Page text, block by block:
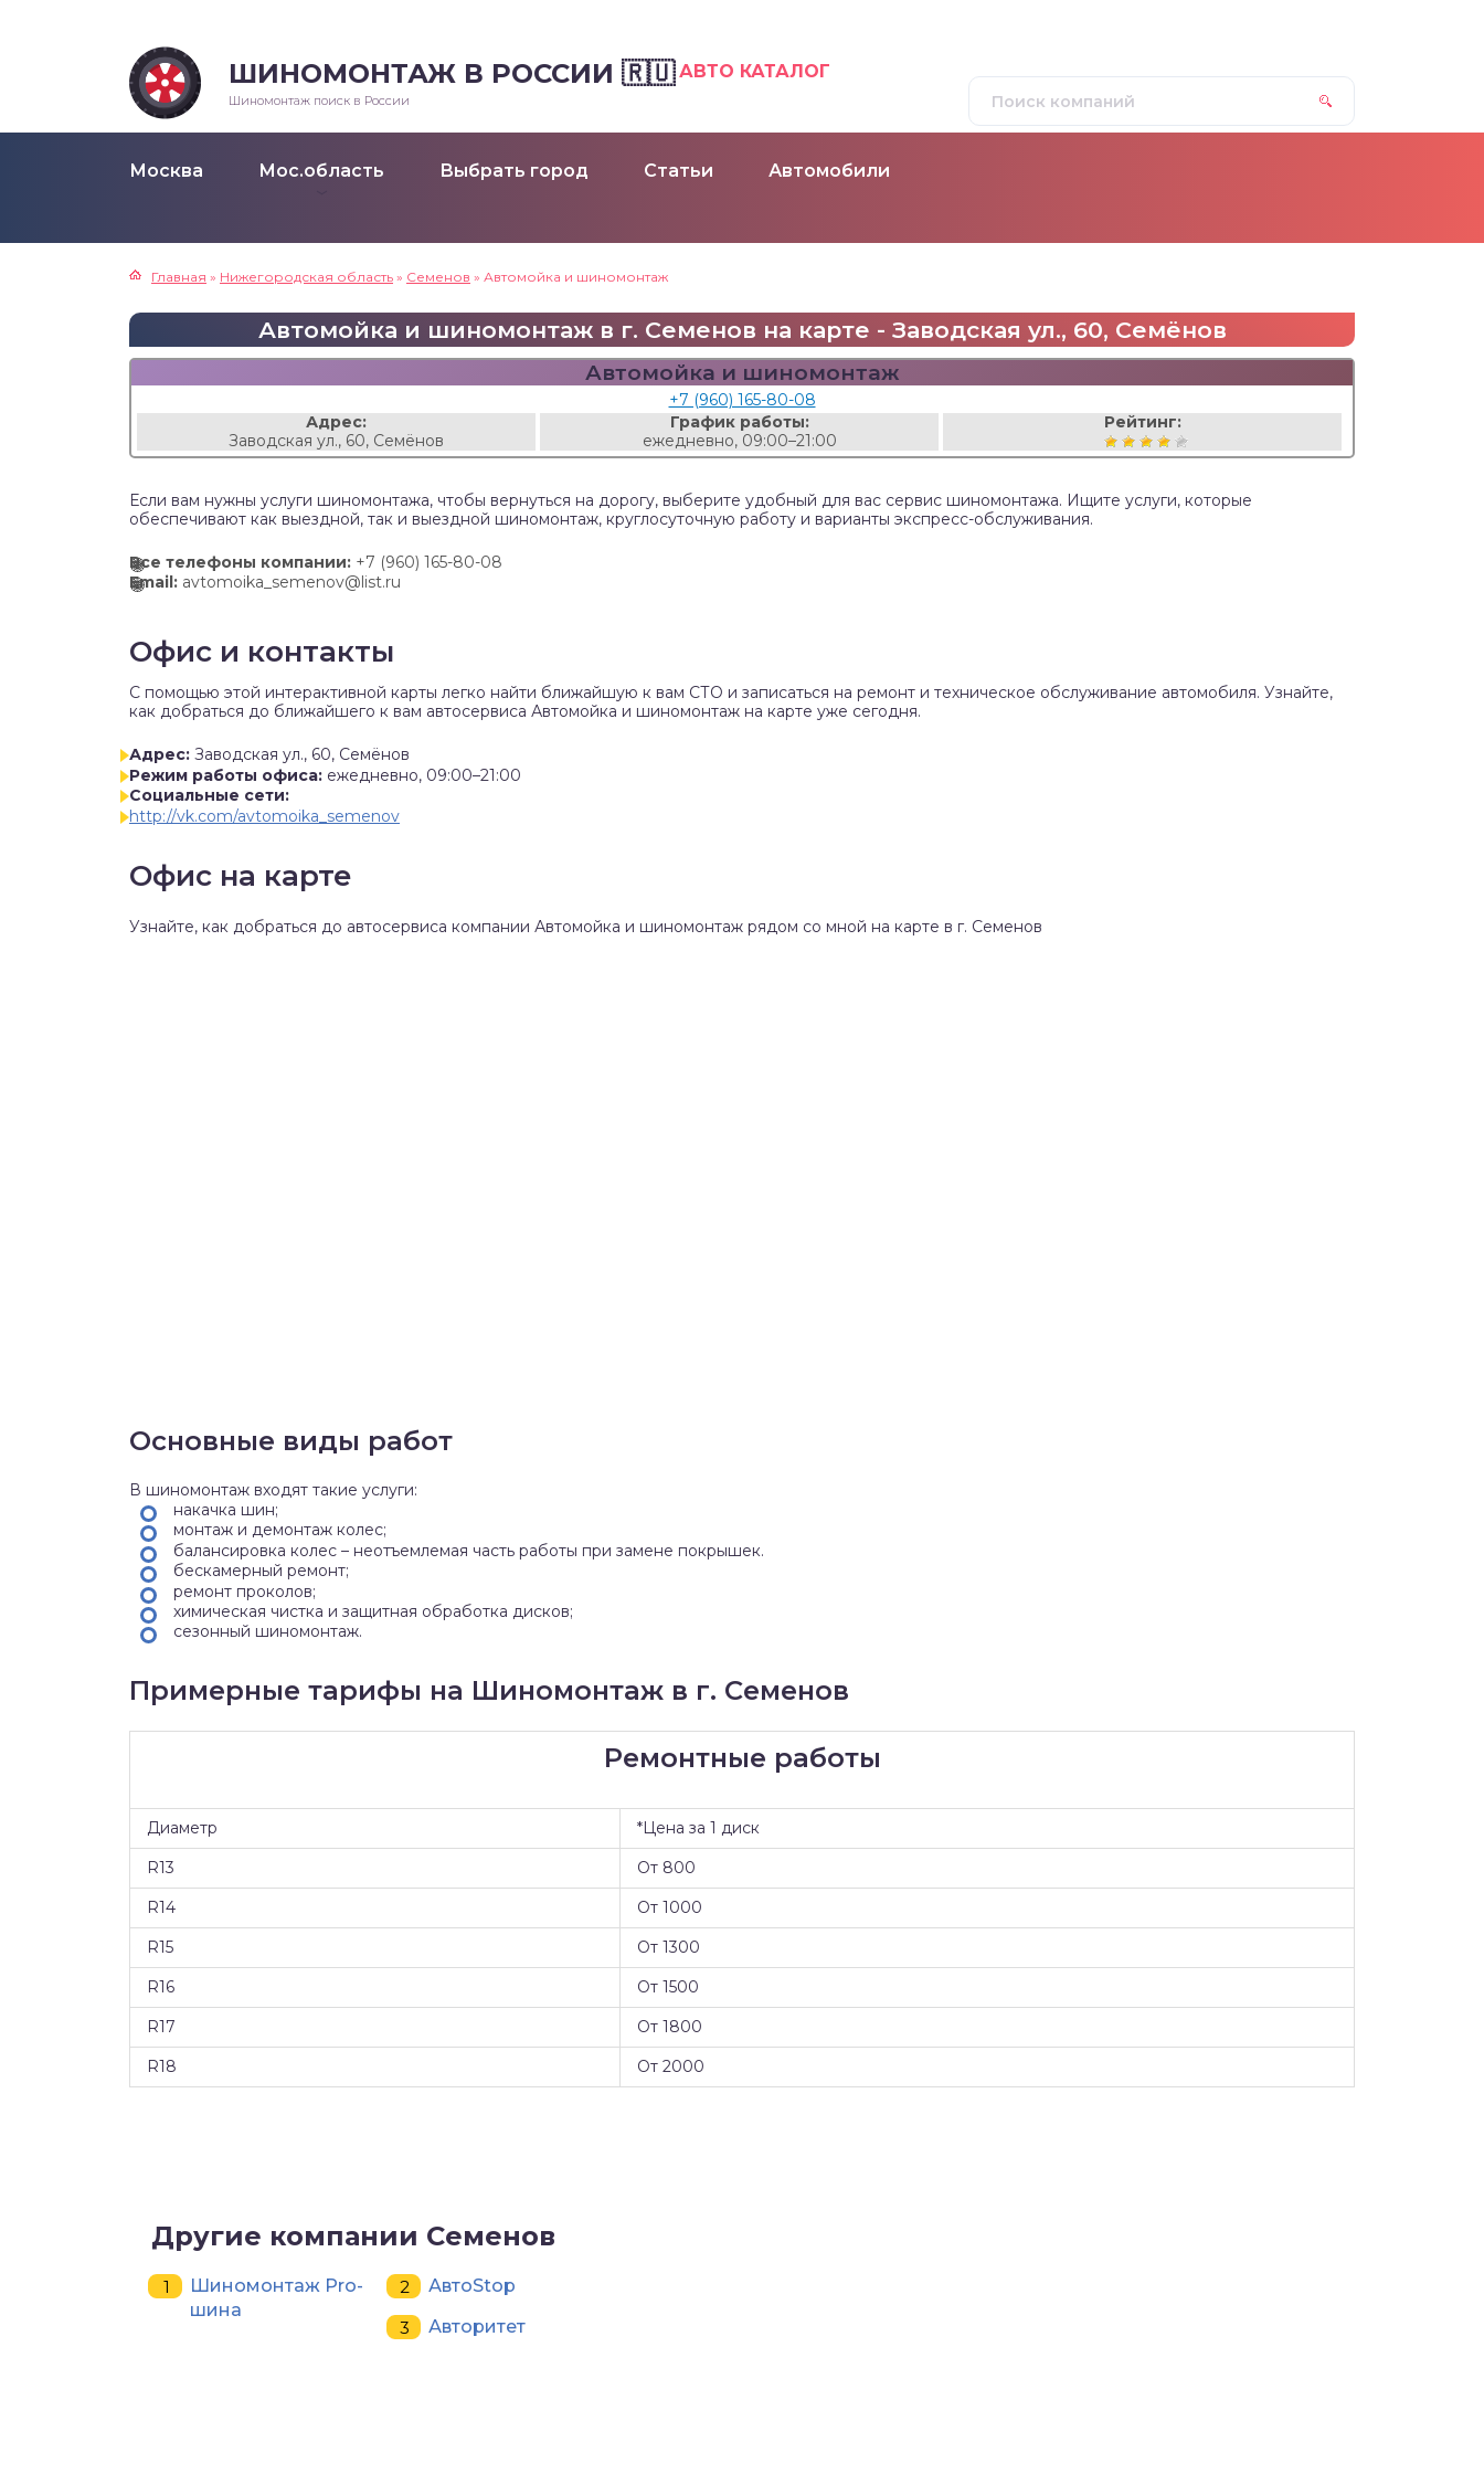
ШИНОМОНТАЖ В РОССИИ 🇷🇺 АВТО КАТАЛОГ
Шиномонтаж поиск в России
Москва Мос.область Выбрать город Статьи Автомобили
Главная » Нижегородская область » Семенов » Автомойка и шиномонтаж
Автомойка и шиномонтаж в г. Семенов на карте - Заводская ул., 60, Семёнов
Автомойка и шиномонтаж
+7 (960) 165-80-08
Адрес:
Заводская ул., 60, Семёнов
График работы:
ежедневно, 09:00–21:00
Рейтинг:
Если вам нужны услуги шиномонтажа, чтобы вернуться на дорогу, выберите удобный для вас сервис шиномонтажа. Ищите услуги, которые
обеспечивают как выездной, так и выездной шиномонтаж, круглосуточную работу и варианты экспресс-обслуживания.
Все телефоны компании: +7 (960) 165-80-08
Email: avtomoika_semenov@list.ru
Офис и контакты
C помощью этой интерактивной карты легко найти ближайшую к вам СТО и записаться на ремонт и техническое обслуживание автомобиля. Узнайте,
как добраться до ближайшего к вам автосервиса Автомойка и шиномонтаж на карте уже сегодня.
Адрес: Заводская ул., 60, Семёнов
Режим работы офиса: ежедневно, 09:00–21:00
Социальные сети:
http://vk.com/avtomoika_semenov
Офис на карте
Узнайте, как добраться до автосервиса компании Автомойка и шиномонтаж рядом со мной на карте в г. Семенов
Основные виды работ
В шиномонтаж входят такие услуги:
накачка шин;
монтаж и демонтаж колес;
балансировка колес – неотъемлемая часть работы при замене покрышек.
бескамерный ремонт;
ремонт проколов;
химическая чистка и защитная обработка дисков;
сезонный шиномонтаж.
Примерные тарифы на Шиномонтаж в г. Семенов
Ремонтные работы
Диаметр
*Цена за 1 диск
R13
От 800
R14
От 1000
R15
От 1300
R16
От 1500
R17
От 1800
R18
От 2000
Другие компании Семенов
Шиномонтаж Pro-
шина
АвтоStop
Авторитет